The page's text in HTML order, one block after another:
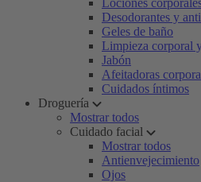
Lociones
Desodorantes y
Geles de baño
Limpieza corporal
Jabón
Afeitadoras
Cuidados íntimos
Droguería
Mostrar todos
Cuidado facial
Mostrar todos
Antienvejecimiento
Ojos